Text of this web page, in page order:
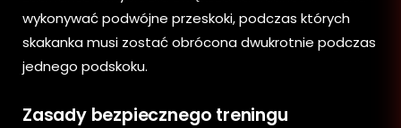
wykonywać podwójne przeskoki, podczas których
skakanka musi zostać obrócona dwukrotnie podczas
jednego podskoku.
Zasady bezpiecznego treningu